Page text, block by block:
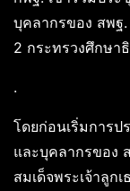
บุคลากรของ สพฐ
2 กระทรวงศึกษา
.
โดยก่อนเริ่มการป
และบุคลากรของ
สมเด็จพระเจ้าลูก